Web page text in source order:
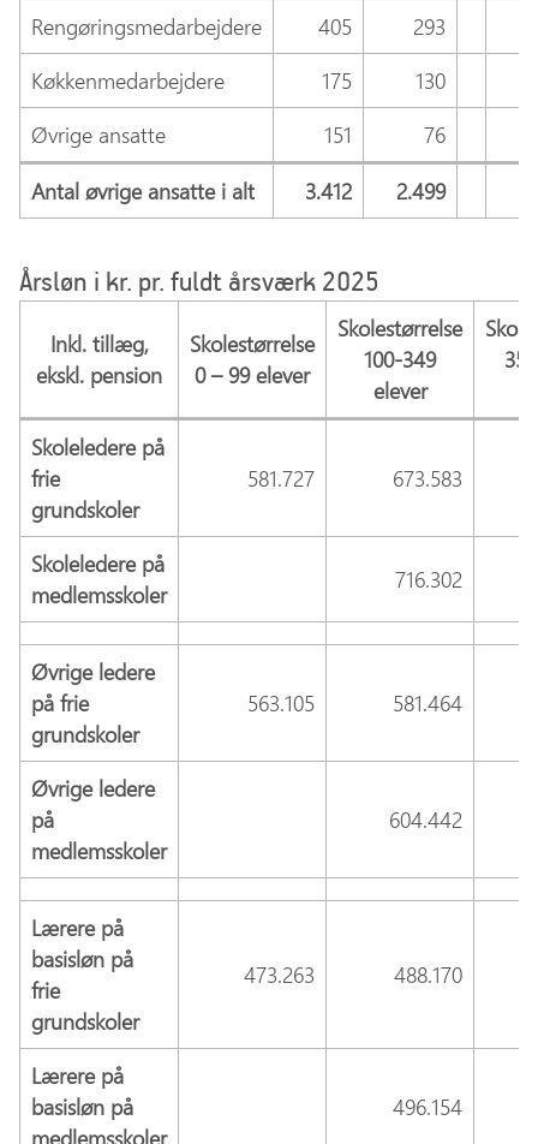
Rengøringsmedarbejdere 405 293
Køkkenmedarbejdere
175 130
Øvrige ansatte
151 76
Antal øvrige ansatte i alt
3.412 2.499
Årsløn i kr. pr. fuldt årsværk 2025
Inkl. tillæg,
ekskl. pension
Skolestørrelse
0 – 99 elever
Skolestørrelse
100-349
elever
Skoleledere på
frie
grundskoler
581.727 673.583
Skoleledere på
medlemsskoler
716.302
Øvrige ledere
på frie
grundskoler
563.105 581.464
Øvrige ledere
på
medlemsskoler
604.442
Lærere på
basisløn på
frie
grundskoler
473.263 488.170
Lærere på
basisløn på
496.154